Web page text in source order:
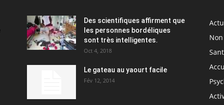
Des scientifiques affirment que
les personnes bordéliques
sont très intelligentes.
Oct 4, 2018
Le gateau au yaourt facile
Fév 12, 2014